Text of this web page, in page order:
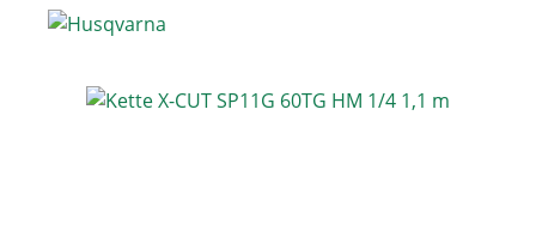
Bildergalerie überspringen